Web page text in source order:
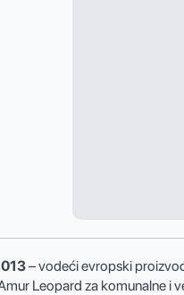
– vodeći evropski
Leopard za komunalne i